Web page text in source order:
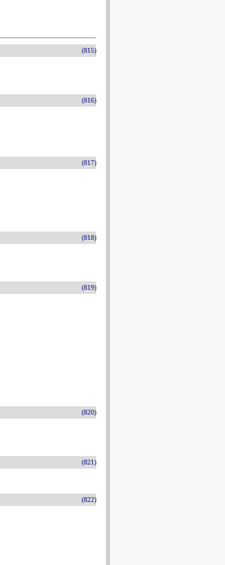
(815)
(816)
(817)
(818)
(819)
(820)
(821)
(822)